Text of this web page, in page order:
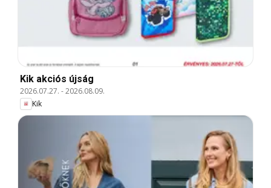
Kik akciós újság
2026.07.27. -2026.08.09.
Kik